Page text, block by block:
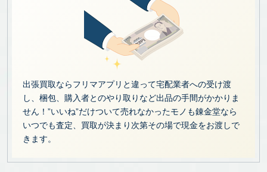
出張買取ならフリマアプリと違って宅配業者への受け渡
し、梱包、購入者とのやり取りなど出品の手間がかかりま
せん！”いいね”だけついて売れなかったモノも錬金堂なら
いつでも査定、買取が決まり次第その場で現金をお渡しで
きます。